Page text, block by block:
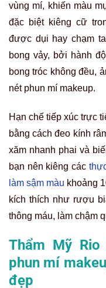
vùng mí, khiến màu
đặc biệt kiêng cữ
được dụi hay chạm
bong vảy, bởi hành
bong tróc không đều,
nét phun mí makeup.
Hạn chế tiếp xúc trực
bằng cách đeo kính
xăm nhanh phai và
bạn nên kiêng các
làm sậm màu khoảng
kích thích như rượu
thông máu, làm chậm
Thẩm Mỹ
phun mí
đẹp